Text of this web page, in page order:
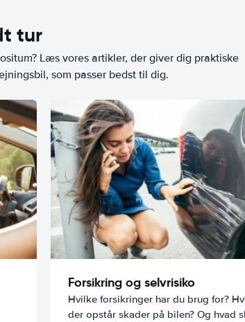
tur
Læs vores artikler, der giver dig praktiske
som passer bedst til dig.
Forsikring og selvrisiko
Hvilke forsikringer har du brug for?
der opstår skader på bilen? Og hvad